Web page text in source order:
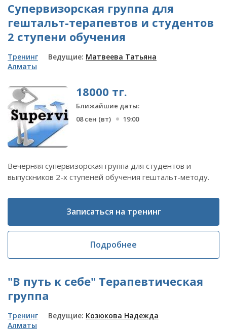
Супервизорская группа для
гештальт-терапевтов и студентов
2 ступени обучения
Тренинг
Алматы
Ведущие: Матвеева Татьяна
18000 тг.
Ближайшие даты:
08 сен (вт)
19:00
Вечерняя супервизорская группа для студентов и
выпускников 2-х ступеней обучения гештальт-методу.
Записаться на тренинг
Подробнее
"В путь к себе" Терапевтическая
группа
Тренинг
Алматы
Ведущие: Козюкова Надежда